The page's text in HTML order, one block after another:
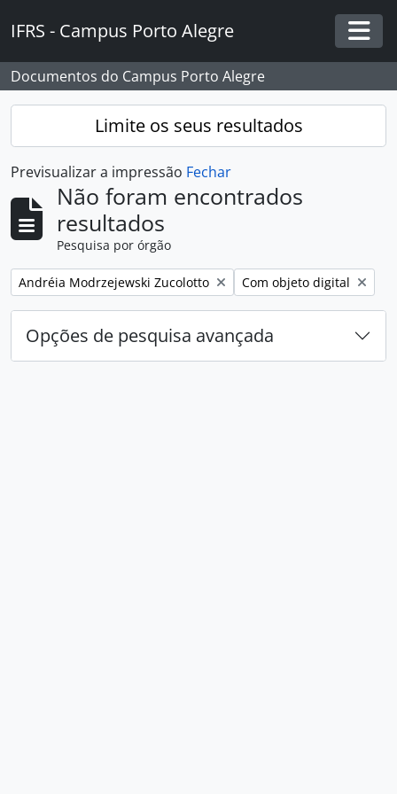
IFRS - Campus Porto Alegre
Documentos do Campus Porto Alegre
Limite os seus resultados
Previsualizar a impressão Fechar
Não foram encontrados
resultados
Pesquisa por órgão
Remover filtro:
Andréia Modrzejewski Zucolotto Remover filtro:
Com objeto digital
Opções de pesquisa avançada